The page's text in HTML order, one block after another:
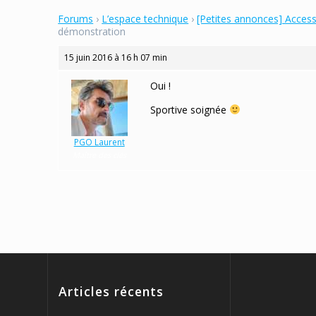
Forums › L’espace technique › [Petites annonces]
démonstration
15 juin 2016 à 16 h 07 min
PGO Laurent
Oui !
Sportive soignée
Articles récents